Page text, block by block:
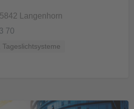
Langenhorn
70